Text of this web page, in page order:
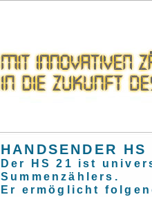
HANDSENDER
Der HS 21 ist
Summenzählers.
Er ermöglicht